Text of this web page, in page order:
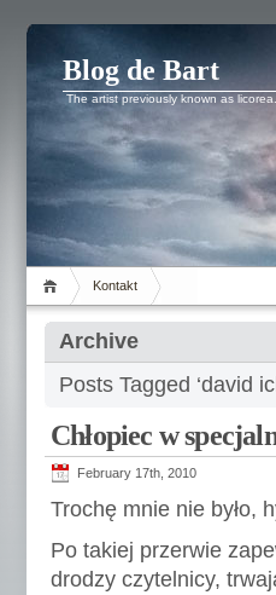
Blog de Bart
The artist previously known as
Kontakt
Archive
Posts Tagged ‘david
Chłopiec w
February 17th, 2010
Trochę mnie nie było,
Po takiej przerwie
drodzy czytelnicy,